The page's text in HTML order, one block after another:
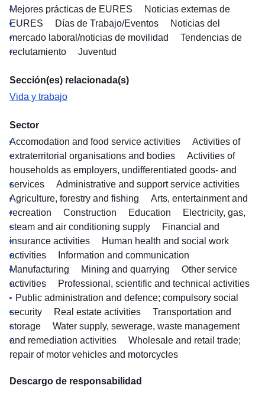
Mejores prácticas de EURES
Noticias externas de
EURES
Días de Trabajo/Eventos
Noticias del
mercado laboral/noticias de movilidad
Tendencias de
reclutamiento
Juventud
Sección(es) relacionada(s)
Vida y trabajo
Sector
Accomodation and food service activities
Activities of
extraterritorial organisations and bodies
Activities of
households as employers, undifferentiated goods- and
services
Administrative and support service activities
Agriculture, forestry and fishing
Arts, entertainment and
recreation
Construction Education
Electricity, gas,
steam and air conditioning supply
Financial and
insurance activities
Human health and social work
activities
Information and communication
Manufacturing
Mining and quarrying
Other service
activities
Professional, scientific and technical activities
Public administration and defence; compulsory social
security
Real estate activities
Transportation and
storage
Water supply, sewerage, waste management
and remediation activities
Wholesale and retail trade;
repair of motor vehicles and motorcycles
Descargo de responsabilidad